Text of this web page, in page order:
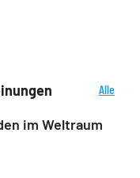
Alle
im Weltraum